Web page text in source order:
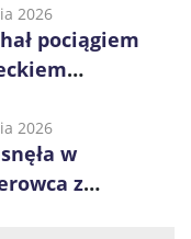
2026
pociągiem
2026
w
z